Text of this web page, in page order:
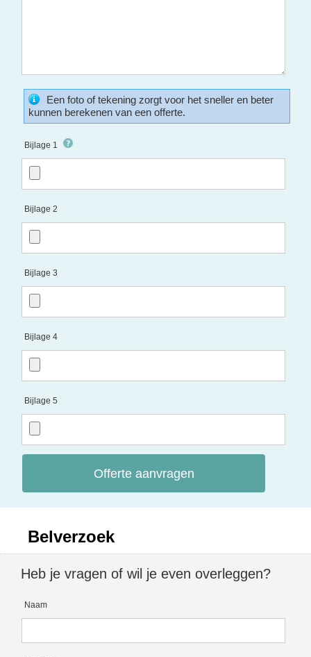
Een foto of tekening zorgt voor het sneller en beter
kunnen berekenen van een offerte.
Bijlage 1
Bijlage 2
Bijlage 3
Bijlage 4
Bijlage 5
Offerte aanvragen
Belverzoek
Heb je vragen of wil je even overleggen?
Naam